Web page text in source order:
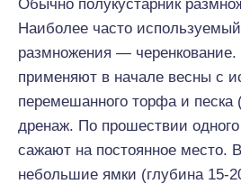
Обычно полукустарник
Наиболее часто
размножения —
применяют в начале весны с
перемешанного торфа и песка
дренаж. По прошествии одного
сажают на постоянное место.
небольшие ямки (глубина 15-